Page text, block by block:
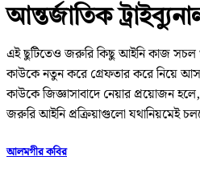
আন্তর্জাতিক
এই ছুটিতেও জরুরি কিছু আইনি কাজ সচল
কাউকে নতুন করে গ্রেফতার করে নিয়ে
কাউকে জিজ্ঞাসাবাদে নেয়ার প্রয়োজন
জরুরি আইনি প্রক্রিয়াগুলো যথানিয়মেই
আলমগীর কবির